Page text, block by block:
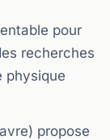
pour
recherches
physique
propose